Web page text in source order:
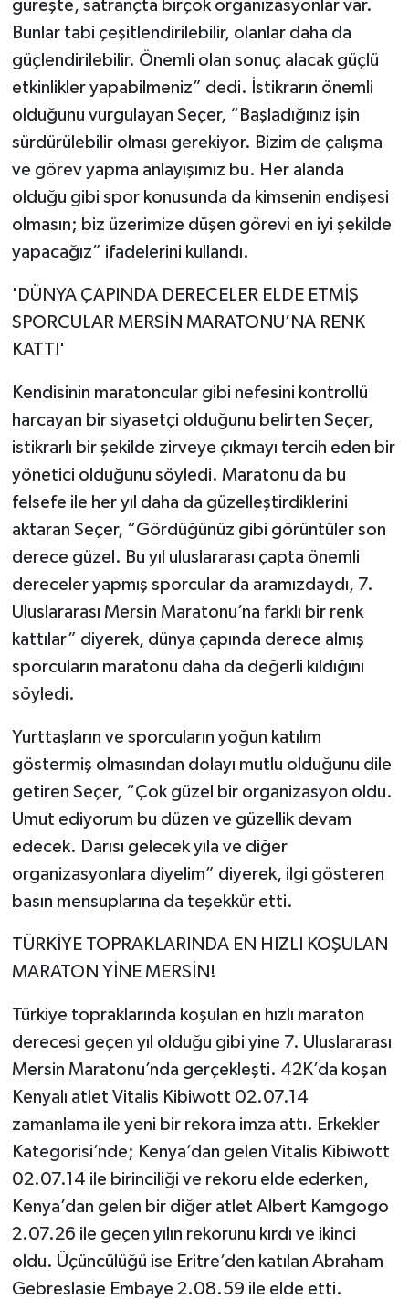
güreşte, satrançta birçok organizasyonlar var.
Bunlar tabi çeşitlendirilebilir, olanlar daha da
güçlendirilebilir. Önemli olan sonuç alacak güçlü
etkinlikler yapabilmeniz” dedi. İstikrarın önemli
olduğunu vurgulayan Seçer, “Başladığınız işin
sürdürülebilir olması gerekiyor. Bizim de çalışma
ve görev yapma anlayışımız bu. Her alanda
olduğu gibi spor konusunda da kimsenin endişesi
olmasın; biz üzerimize düşen görevi en iyi şekilde
yapacağız” ifadelerini kullandı.
'DÜNYA ÇAPINDA DERECELER ELDE ETMİŞ
SPORCULAR MERSİN MARATONU’NA RENK
KATTI'
Kendisinin maratoncular gibi nefesini kontrollü
harcayan bir siyasetçi olduğunu belirten Seçer,
istikrarlı bir şekilde zirveye çıkmayı tercih eden bir
yönetici olduğunu söyledi. Maratonu da bu
felsefe ile her yıl daha da güzelleştirdiklerini
aktaran Seçer, “Gördüğünüz gibi görüntüler son
derece güzel. Bu yıl uluslararası çapta önemli
dereceler yapmış sporcular da aramızdaydı, 7.
Uluslararası Mersin Maratonu’na farklı bir renk
kattılar” diyerek, dünya çapında derece almış
sporcuların maratonu daha da değerli kıldığını
söyledi.
Yurttaşların ve sporcuların yoğun katılım
göstermiş olmasından dolayı mutlu olduğunu dile
getiren Seçer, “Çok güzel bir organizasyon oldu.
Umut ediyorum bu düzen ve güzellik devam
edecek. Darısı gelecek yıla ve diğer
organizasyonlara diyelim” diyerek, ilgi gösteren
basın mensuplarına da teşekkür etti.
TÜRKİYE TOPRAKLARINDA EN HIZLI KOŞULAN
MARATON YİNE MERSİN!
Türkiye topraklarında koşulan en hızlı maraton
derecesi geçen yıl olduğu gibi yine 7. Uluslararası
Mersin Maratonu’nda gerçekleşti. 42K’da koşan
Kenyalı atlet Vitalis Kibiwott 02.07.14
zamanlama ile yeni bir rekora imza attı. Erkekler
Kategorisi’nde; Kenya’dan gelen Vitalis Kibiwott
02.07.14 ile birinciliği ve rekoru elde ederken,
Kenya’dan gelen bir diğer atlet Albert Kamgogo
2.07.26 ile geçen yılın rekorunu kırdı ve ikinci
oldu. Üçüncülüğü ise Eritre’den katılan Abraham
Gebreslasie Embaye 2.08.59 ile elde etti.